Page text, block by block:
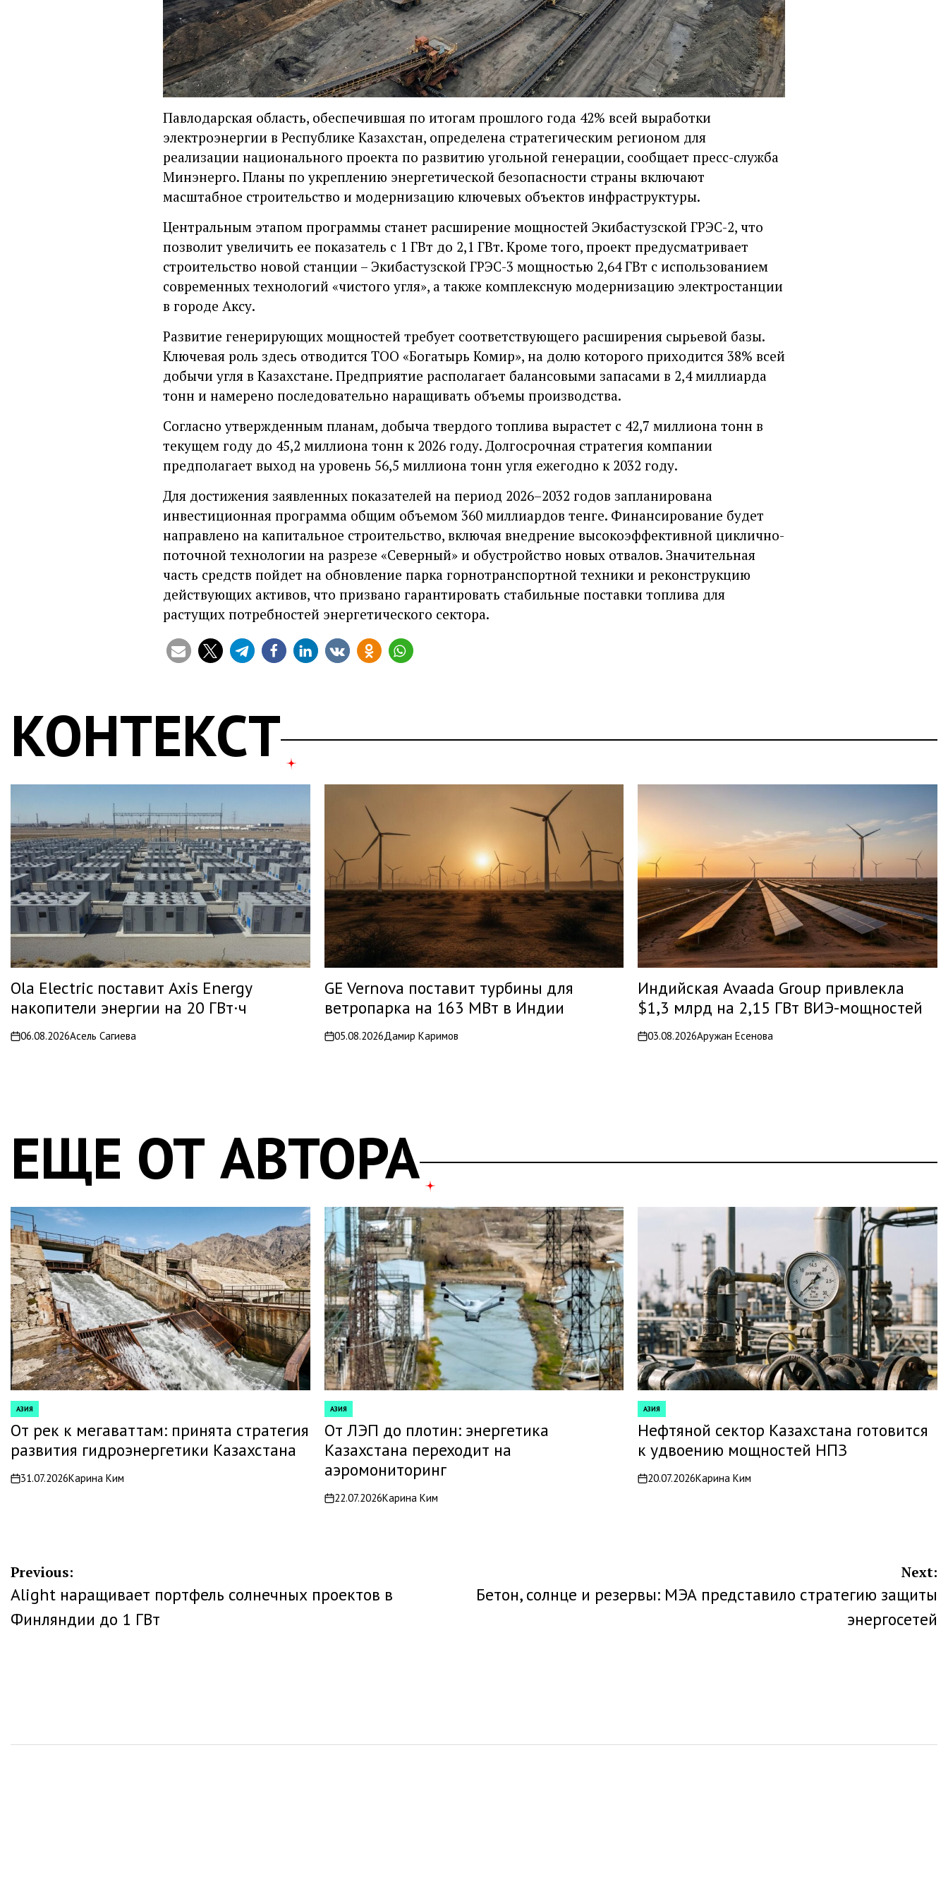
Павлодарская область, обеспечившая по итогам прошлого года 42% всей выработки
электроэнергии в Республике Казахстан, определена стратегическим регионом для
реализации национального проекта по развитию угольной генерации, сообщает пресс-служба
Минэнерго. Планы по укреплению энергетической безопасности страны включают
масштабное строительство и модернизацию ключевых объектов инфраструктуры.
Центральным этапом программы станет расширение мощностей Экибастузской ГРЭС-2, что
позволит увеличить ее показатель с 1 ГВт до 2,1 ГВт. Кроме того, проект предусматривает
строительство новой станции – Экибастузской ГРЭС-3 мощностью 2,64 ГВт с использованием
современных технологий «чистого угля», а также комплексную модернизацию электростанции
в городе Аксу.
Развитие генерирующих мощностей требует соответствующего расширения сырьевой базы.
Ключевая роль здесь отводится ТОО «Богатырь Комир», на долю которого приходится 38% всей
добычи угля в Казахстане. Предприятие располагает балансовыми запасами в 2,4 миллиарда
тонн и намерено последовательно наращивать объемы производства.
Согласно утвержденным планам, добыча твердого топлива вырастет с 42,7 миллиона тонн в
текущем году до 45,2 миллиона тонн к 2026 году. Долгосрочная стратегия компании
предполагает выход на уровень 56,5 миллиона тонн угля ежегодно к 2032 году.
Для достижения заявленных показателей на период 2026–2032 годов запланирована
инвестиционная программа общим объемом 360 миллиардов тенге. Финансирование будет
направлено на капитальное строительство, включая внедрение высокоэффективной циклично-
поточной технологии на разрезе «Северный» и обустройство новых отвалов. Значительная
часть средств пойдет на обновление парка горнотранспортной техники и реконструкцию
действующих активов, что призвано гарантировать стабильные поставки топлива для
растущих потребностей энергетического сектора.
КОНТЕКСТ
Ola Electric поставит Axis Energy
накопители энергии на 20 ГВт·ч
on06.08.2026Асель Сагиева
GE Vernova поставит турбины для
ветропарка на 163 МВт в Индии
on05.08.2026Дамир Каримов
Индийская Avaada Group привлекла
$1,3 млрд на 2,15 ГВт ВИЭ-мощностей
on03.08.2026Аружан Есенова
ЕЩЕ ОТ АВТОРА
POSTED
IN
АЗИЯ
От рек к мегаваттам: принята стратегия
развития гидроэнергетики Казахстана
on31.07.2026Карина Ким
POSTED
IN
АЗИЯ
От ЛЭП до плотин: энергетика
Казахстана переходит на
аэромониторинг
on22.07.2026Карина Ким
POSTED
IN
АЗИЯ
Нефтяной сектор Казахстана готовится
к удвоению мощностей НПЗ
on20.07.2026Карина Ким
Навигация
по
записям
Previous:
Alight наращивает портфель солнечных проектов в
Финляндии до 1 ГВт
Next:
Бетон, солнце и резервы: МЭА представило стратегию защиты
энергосетей